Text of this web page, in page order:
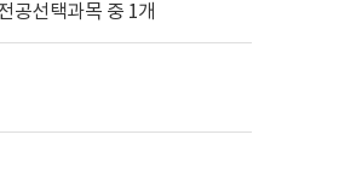
공선택과목 중 1개